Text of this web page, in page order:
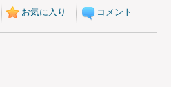
お気に入り コメント